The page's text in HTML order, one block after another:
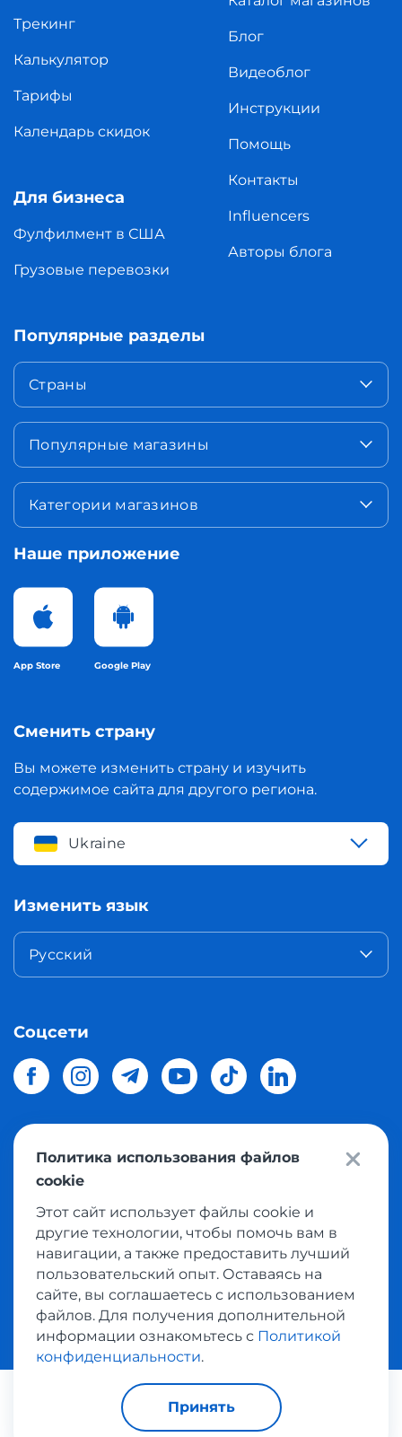
Трекинг
Калькулятор
Тарифы
Календарь скидок
Для бизнеса
Фулфилмент в США
Грузовые перевозки
Блог
Видеоблог
Инструкции
Помощь
Контакты
Influencers
Авторы блога
Популярные разделы
Страны
Популярные магазины
Категории магазинов
Наше приложение
App Store Google Play
Сменить страну
Вы можете изменить страну и изучить
содержимое сайта для другого региона.
Ukraine
Изменить язык
Русский
Соцсети
© 2026 Meest Shoppingдоставка покупок с интернет
магазинов мира в Украину.
Политика конфиденциальности
Публичная оферта
Условия пользования сервисом выкупа товаров
Платежные системы:
Политика использования файлов
cookie
Этот сайт использует файлы cookie и
другие технологии, чтобы помочь вам в
навигации, а также предоставить лучший
пользовательский опыт. Оставаясь на
сайте, вы соглашаетесь с использованием
файлов. Для получения дополнительной
информации ознакомьтесь с Политикой
конфиденциальности.
Принять